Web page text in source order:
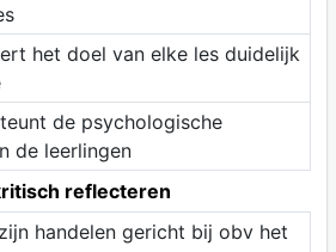
het doel van elke les duidelijk
de psychologische
de leerlingen
reflecteren
handelen gericht bij obv het